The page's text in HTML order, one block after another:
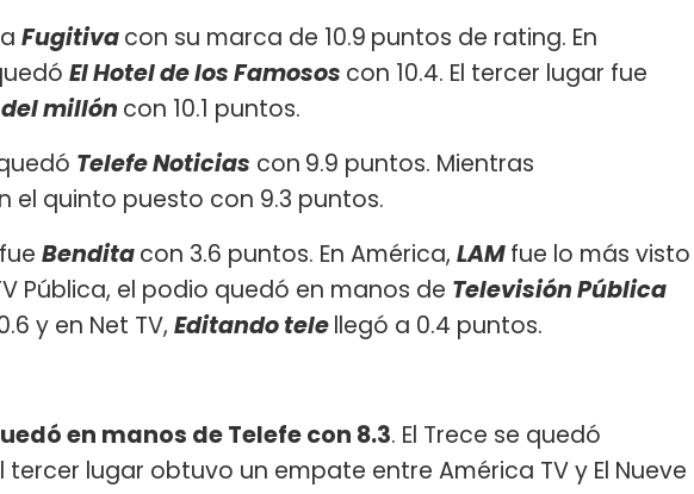
Fugitivacon su marca de 10.9 puntos de rating. En
El Hotel de los Famosos con 10.4. El tercer lugar fue
millón con 10.1 puntos.
Telefe Noticias con 9.9 puntos. Mientras
el quinto puesto con 9.3 puntos.
Benditacon 3.6 puntos. En América, LAMfue lo más visto
Pública, el podio quedó en manos de Televisión Pública
y en Net TV, Editando telellegó a 0.4 puntos.
en manos de Telefe con 8.3. El Trece se quedó
tercer lugar obtuvo un empate entre América TV y El Nueve